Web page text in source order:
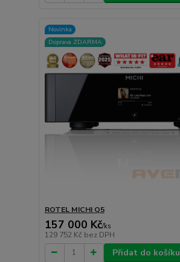
Novinka
Doprava ZDARMA
ROTEL MICHI Q5
157 000 Kč/ks
129 752 Kč bez DPH
Přidat do košíku